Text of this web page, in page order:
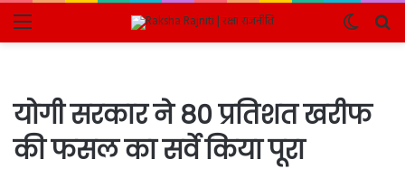
Menu
Switch
skin
योगी सरकार ने 80 प्रतिशत खरीफ
की फसल का सर्वे किया पूरा